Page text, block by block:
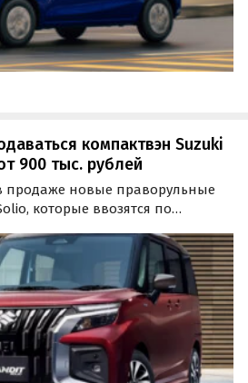
компактвэн Suzuki
900 тыс. рублей
продаже новые праворульные
которые ввозятся по
и под заказ по цене от 900
«Автоновости дня».